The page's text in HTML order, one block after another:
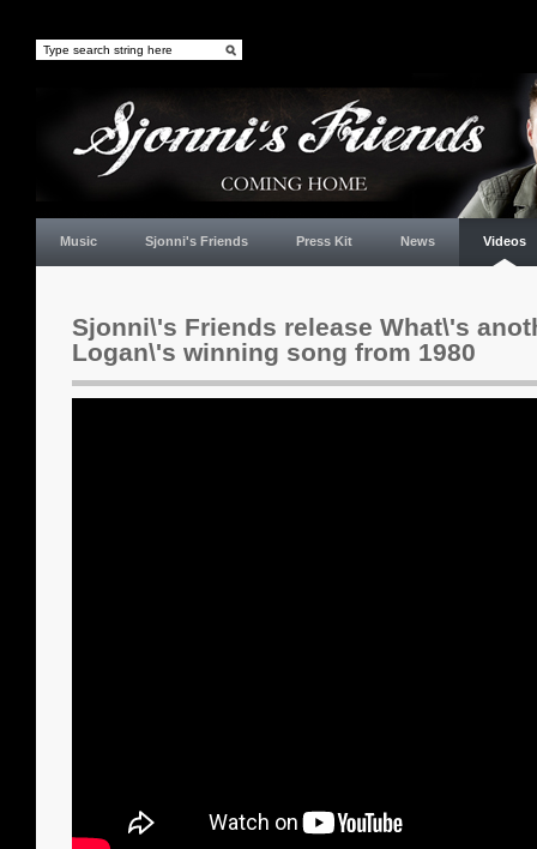
Music Sjonni's Friends Press Kit News Videos
Sjonni\'s Friends release What\'s
Logan\'s winning song from 1980